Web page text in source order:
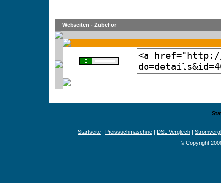
Webseiten - Zubehör
Startseite | Preissuchmaschine | DSL Vergleich |
© Copyright